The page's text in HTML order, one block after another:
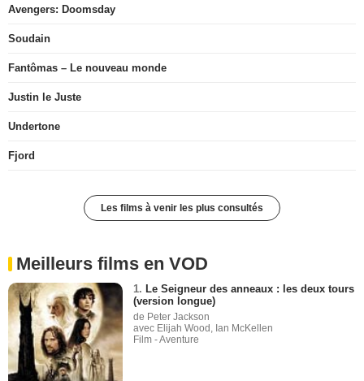
Avengers: Doomsday
Soudain
Fantômas – Le nouveau monde
Justin le Juste
Undertone
Fjord
Les films à venir les plus consultés
Meilleurs films en VOD
1. Le Seigneur des anneaux : les deux tours
(version longue)
de Peter Jackson
avec Elijah Wood, Ian McKellen
Film - Aventure